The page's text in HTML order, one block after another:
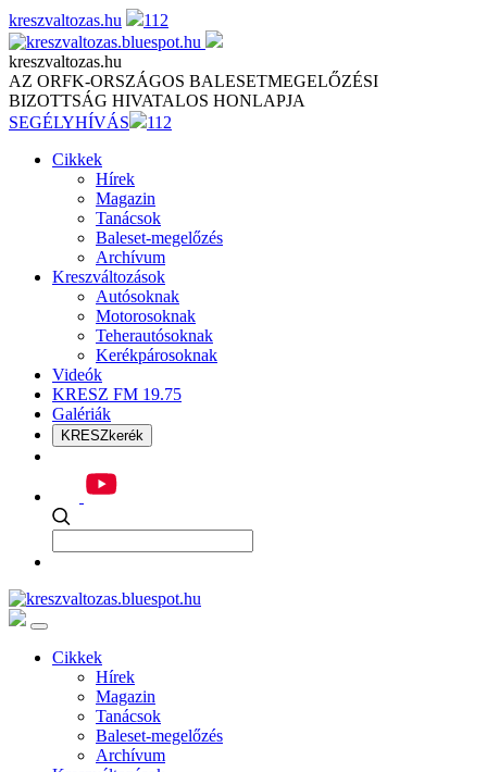
Skip
to
content
kreszvaltozas.hu 112
kreszvaltozas.hu
AZ ORFK-ORSZÁGOS BALESETMEGELŐZÉSI
BIZOTTSÁG HIVATALOS HONLAPJA
SEGÉLYHÍVÁS
112
Cikkek
Hírek
Magazin
Tanácsok
Baleset-megelőzés
Archívum
Kreszváltozások
Autósoknak
Motorosoknak
Teherautósoknak
Kerékpárosoknak
Videók
KRESZ FM 19.75
Galériák
KRESZkerék
Cikkek
Hírek
Magazin
Tanácsok
Baleset-megelőzés
Archívum